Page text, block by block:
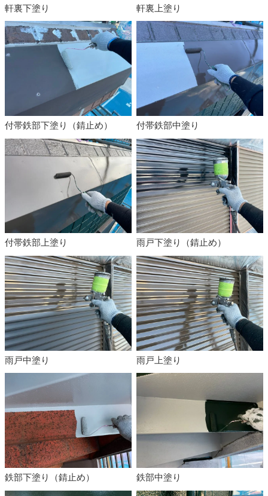
軒裏下塗り 軒裏上塗り
付帯鉄部下塗り（錆止め） 付帯鉄部中塗り
付帯鉄部上塗り 雨戸下塗り（錆止め）
雨戸中塗り 雨戸上塗り
鉄部下塗り（錆止め） 鉄部中塗り